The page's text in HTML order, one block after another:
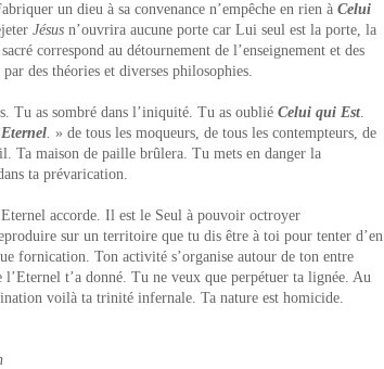
un dieu à sa convenance n’empêche en rien à Celui
Jésus n’ouvrira aucune porte car Lui seul est la porte, la
correspond au détournement de l’enseignement et des
des théories et diverses philosophies.
Tu as sombré dans l’iniquité. Tu as oublié Celui qui Est.
. » de tous les moqueurs, de tous les contempteurs, de
Ta maison de paille brûlera. Tu mets en danger la
ta prévarication.
accorde. Il est le Seul à pouvoir octroyer
sur un territoire que tu dis être à toi pour tenter d’en
fornication. Ton activité s’organise autour de ton entre
t’a donné. Tu ne veux que perpétuer ta lignée. Au
voilà ta trinité infernale. Ta nature est homicide.